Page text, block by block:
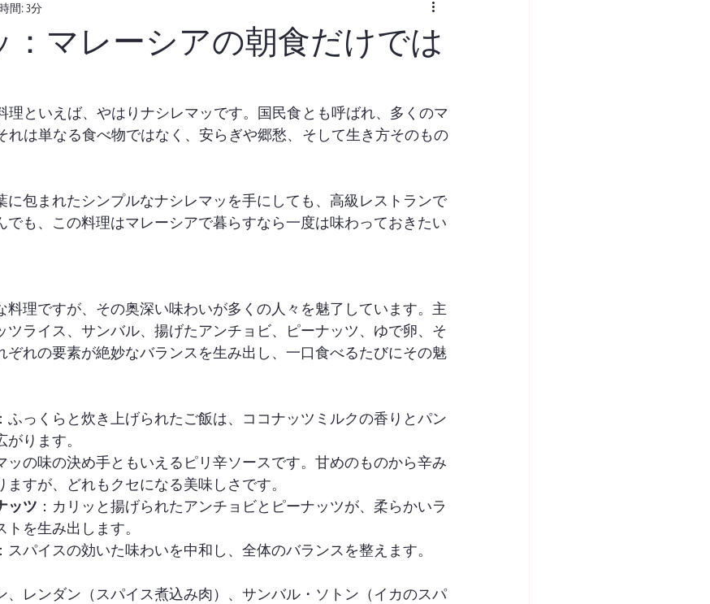
：マレーシアの朝食だけでは
間: 3分
理といえば、やはりナシレマッです。国民食とも呼ばれ、多くのマ
れは単なる食べ物ではなく、安らぎや郷愁、そして生き方そのもの
に包まれたシンプルなナシレマッを手にしても、高級レストランで
でも、この料理はマレーシアで暮らすなら一度は味わっておきたい
料理ですが、その奥深い味わいが多くの人々を魅了しています。主
ツライス、サンバル、揚げたアンチョビ、ピーナッツ、ゆで卵、そ
ぞれの要素が絶妙なバランスを生み出し、一口食べるたびにその魅
：ふっくらと炊き上げられたご飯は、ココナッツミルクの香りとパン
ります。
ッの味の決め手ともいえるピリ辛ソースです。甘めのものから辛み
すが、どれもクセになる美味しさです。
ッツ ：カリッと揚げられたアンチョビとピーナッツが、柔らかいラ
を生み出します。
：スパイスの効いた味わいを中和し、全体のバランスを整えます。
、レンダン（スパイス煮込み肉）、サンバル・ソトン（イカのスパ